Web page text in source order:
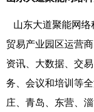
山东大道聚能网络
贸易产业园区运营
资讯、大数据、交
务、会议和培训等
庄、青岛、东营、